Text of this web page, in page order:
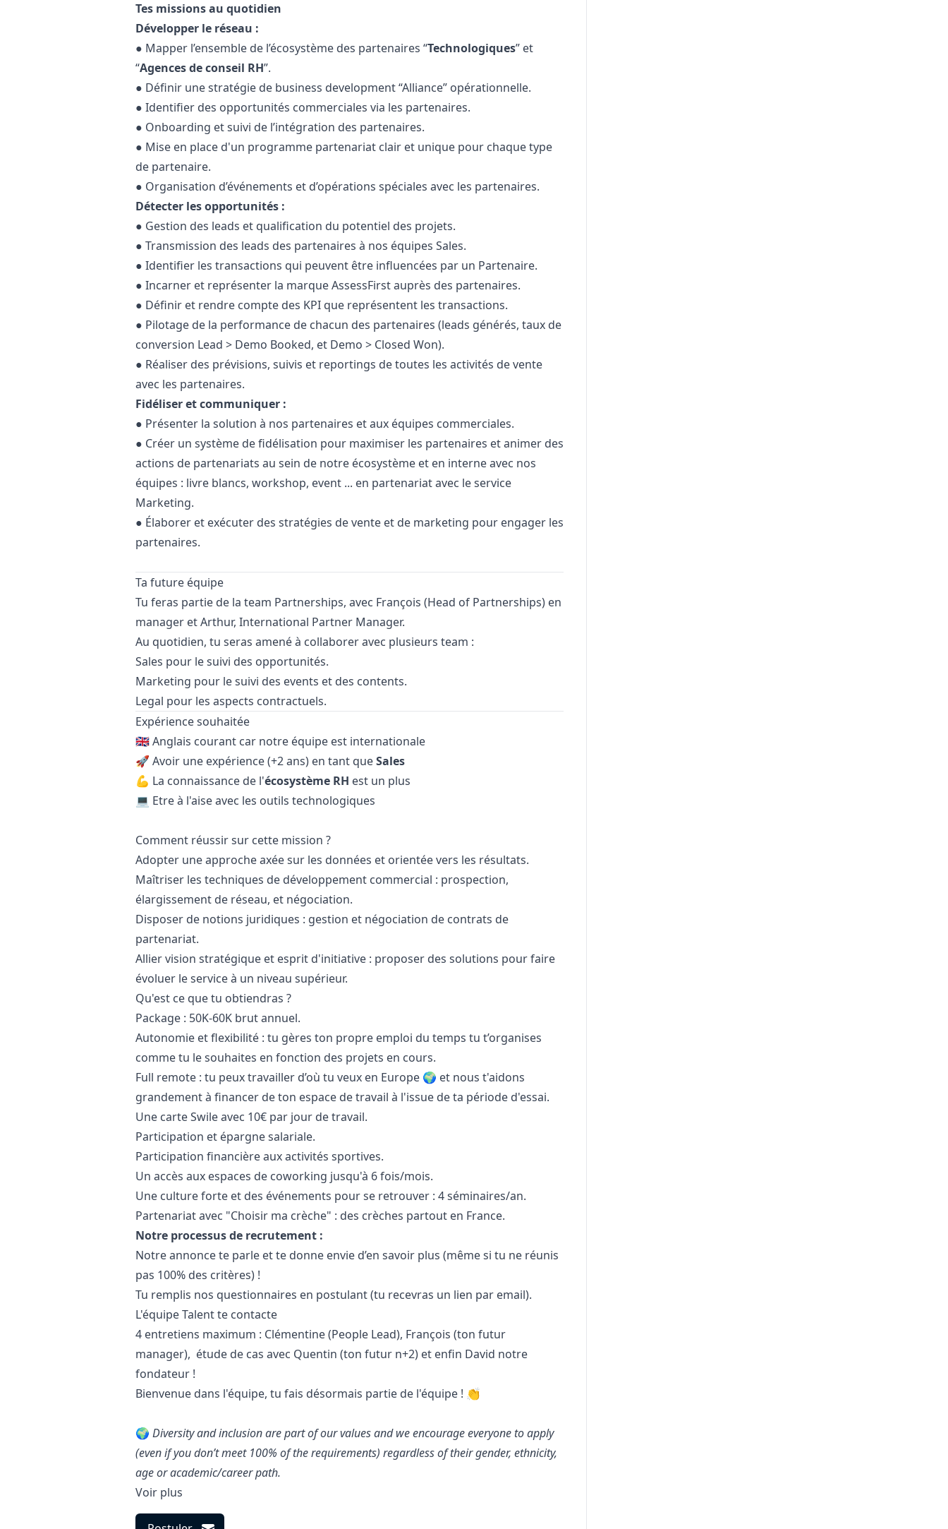
Tes missions au quotidien
Développer le réseau :
● Mapper l’ensemble de l’écosystème des partenaires “Technologiques” et
“Agences de conseil RH”.
● Définir une stratégie de business development “Alliance” opérationnelle.
● Identifier des opportunités commerciales via les partenaires.
● Onboarding et suivi de l’intégration des partenaires.
● Mise en place d'un programme partenariat clair et unique pour chaque type
de partenaire.
● Organisation d’événements et d’opérations spéciales avec les partenaires.
Détecter les opportunités :
● Gestion des leads et qualification du potentiel des projets.
● Transmission des leads des partenaires à nos équipes Sales.
● Identifier les transactions qui peuvent être influencées par un Partenaire.
● Incarner et représenter la marque AssessFirst auprès des partenaires.
● Définir et rendre compte des KPI que représentent les transactions.
● Pilotage de la performance de chacun des partenaires (leads générés, taux de
conversion Lead > Demo Booked, et Demo > Closed Won).
● Réaliser des prévisions, suivis et reportings de toutes les activités de vente
avec les partenaires.
Fidéliser et communiquer :
● Présenter la solution à nos partenaires et aux équipes commerciales.
● Créer un système de fidélisation pour maximiser les partenaires et animer des
actions de partenariats au sein de notre écosystème et en interne avec nos
équipes : livre blancs, workshop, event ... en partenariat avec le service
Marketing.
● Élaborer et exécuter des stratégies de vente et de marketing pour engager les
partenaires.
Ta future équipe
Tu feras partie de la team Partnerships, avec François (Head of Partnerships) en
manager etArthur, International Partner Manager.
Au quotidien, tu seras amené à collaborer avec plusieurs team :
Sales pour le suivi des opportunités.
Marketing pour le suivi des events et des contents.
Legal pour les aspects contractuels.
Expérience souhaitée
🇬🇧 Anglais courant car notre équipe est internationale
🚀 Avoir une expérience (+2 ans) en tant queSales
💪 La connaissance de l'écosystème RH est un plus
💻 Etre à l'aise avec les outils technologiques
Comment réussir sur cette mission ?
Adopter une approche axée sur les données et orientée vers les résultats.
Maîtriser les techniques de développement commercial : prospection,
élargissement de réseau, et négociation.
Disposer de notions juridiques : gestion et négociation de contrats de
partenariat.
Allier vision stratégique et esprit d'initiative : proposer des solutions pour faire
évoluer le service à un niveau supérieur.
Qu'est ce que tu obtiendras ?
Package : 50K-60K brut annuel.
Autonomie et flexibilité : tu gères ton propre emploi du temps tu t’organises
comme tu le souhaites en fonction des projets en cours.
Full remote : tu peux travailler d’où tu veux en Europe 🌍 et nous t'aidons
grandement à financer de ton espace de travail à l'issue de ta période d'essai.
Une carte Swile avec 10€ par jour de travail.
Participation et épargne salariale.
Participation financière aux activités sportives.
Un accès aux espaces de coworking jusqu'à 6 fois/mois.
Une cultureforte et des événements pour se retrouver : 4 séminaires/an.
Partenariat avec "Choisir ma crèche" : des crèches partout en France.
Notre processus de recrutement :
Notre annonce te parle et te donne envie d’en savoir plus (même si tu ne réunis
pas 100% des critères) !
Tu remplis nos questionnaires en postulant (tu recevras un lien par email).
L'équipe Talent te contacte
4 entretiens maximum : Clémentine (People Lead), François (ton futur
manager), étude de cas avec Quentin (ton futur n+2) et enfin David notre
fondateur !
Bienvenue dans l'équipe, tu fais désormais partie de l'équipe ! 👏
🌍 Diversity and inclusion are part of our values and we encourage everyone to apply
(even if you don’t meet 100% of the requirements) regardless of their gender, ethnicity,
age or academic/career path.
Voir plus